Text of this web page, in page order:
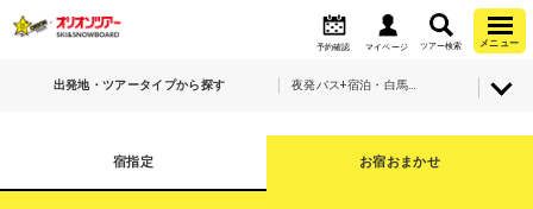
予約確認 マイページ ツアー検索 メニュー
出発地・ツアータイプから探す
宿指定 お宿おまかせ